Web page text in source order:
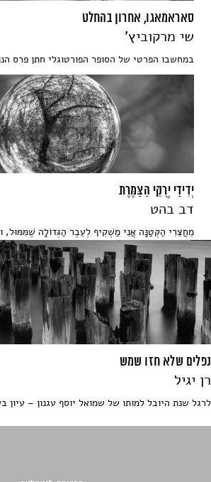
סאראמאגו, אחרון בהחלט
שי מרקוביץ'
במחשבו הפרטי של הסופר הפורטוגלי חתן פרס
יְדִידַי יְרֻקֵּי הַצַּמֶּרֶת
דב בהט
מֵחֲצֵרִי הַקְּטַנָּה אֲנִי מַשְׁקִיף לְעֵבֶר הַגְּדוֹלָה שֶׁמִּמּוּל,
נפלים שלא חזו שמש
רן יגיל
לרגל שנת היובל למותו של שמואל יוסף עגנון – עיון